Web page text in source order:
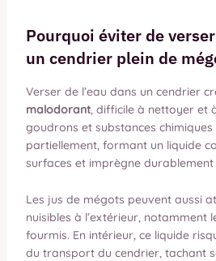
Pourquoi éviter de
un cendrier plein de
Verser de l’eau dans un cendrier
malodorant, difficile à nettoyer et
goudrons et substances chimiques
partiellement, formant un liquide
surfaces et imprègne
Les jus de mégots peuvent aussi
nuisibles à l’extérieur, notamment
fourmis. En intérieur, ce liquide
du transport du cendrier, tachant